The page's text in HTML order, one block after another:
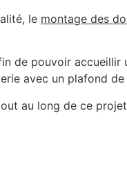
le montage des
de pouvoir accueillir
avec un plafond
au long de ce